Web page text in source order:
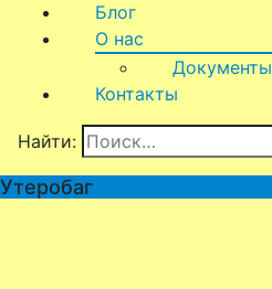
Блог
О нас
Документы
Контакты
Найти:
Утеробаг